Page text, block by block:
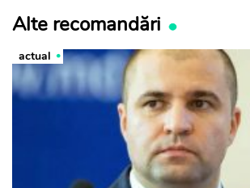
Alte recomandări
actual